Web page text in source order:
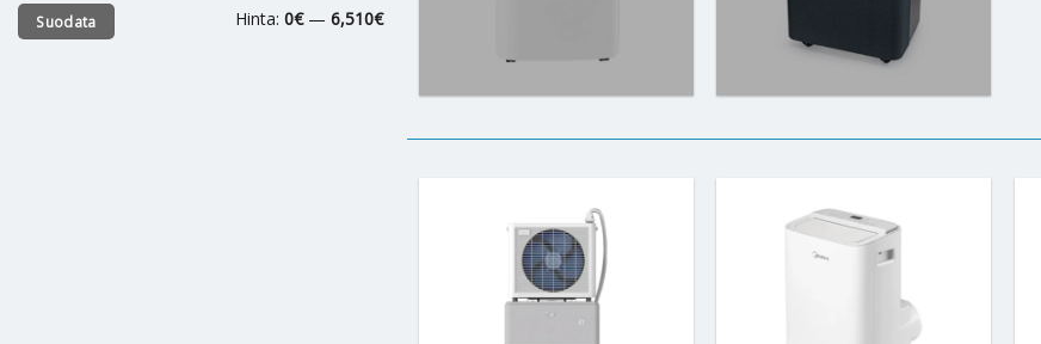
Minimihinta
Maksimihinta
Suodata Hinta: 0€— 6,510€